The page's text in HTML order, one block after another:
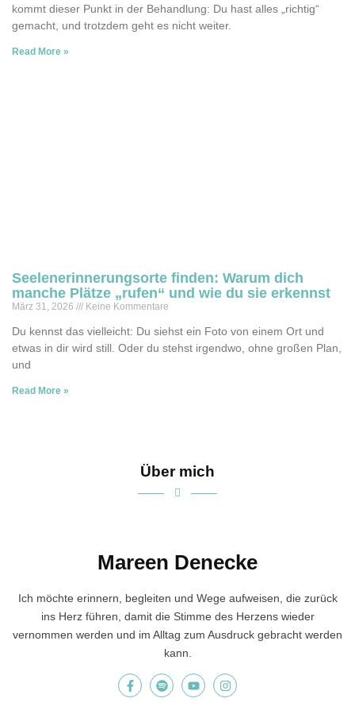
kommt dieser Punkt in der Behandlung: Du hast alles „richtig“
gemacht, und trotzdem geht es nicht weiter.
Read More »
Seelenerinnerungsorte finden: Warum dich
manche Plätze „rufen“ und wie du sie erkennst
März 31, 2026 Keine Kommentare
Du kennst das vielleicht: Du siehst ein Foto von einem Ort und
etwas in dir wird still. Oder du stehst irgendwo, ohne großen Plan,
und
Read More »
Über mich
Mareen Denecke
Ich möchte erinnern, begleiten und Wege aufweisen, die zurück
ins Herz führen, damit die Stimme des Herzens wieder
vernommen werden und im Alltag zum Ausdruck gebracht werden
kann.